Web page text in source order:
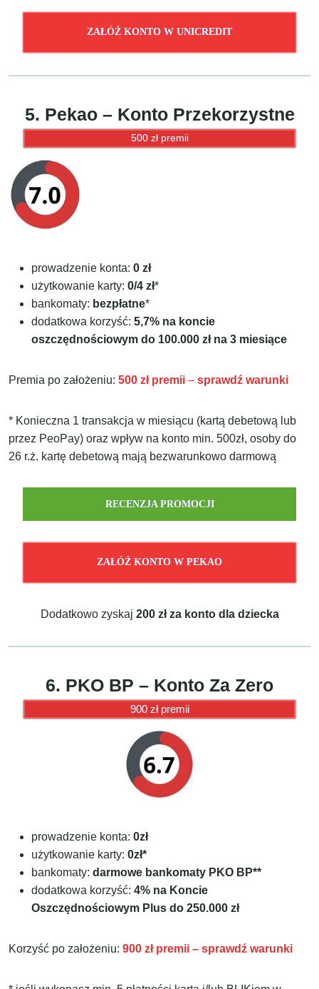
ZAŁÓŻ KONTO W UNICREDIT
5. Pekao – Konto Przekorzystne
500 zł premii
prowadzenie konta:0 zł
użytkowanie karty:0/4 zł*
bankomaty: bezpłatne*
dodatkowa korzyść:5,7% na koncie
oszczędnościowym do 100.000 zł na 3 miesiące
Premia po założeniu:500 zł premii – sprawdź warunki
* Konieczna 1 transakcja w miesiącu (kartą debetową lub
przez PeoPay) oraz wpływ na konto min. 500zł, osoby do
26 r.ż. kartę debetową mają bezwarunkowo darmową
RECENZJA PROMOCJI
ZAŁÓŻ KONTO W PEKAO
Dodatkowo zyskaj 200 zł za konto dla dziecka
6. PKO BP – Konto Za Zero
900 zł premii
prowadzenie konta:0zł
użytkowanie karty:0zł*
bankomaty:darmowe bankomaty PKO BP**
dodatkowa korzyść:4% na Koncie
Oszczędnościowym Plus do 250.000 zł
Korzyść po założeniu:900 zł premii – sprawdź warunki